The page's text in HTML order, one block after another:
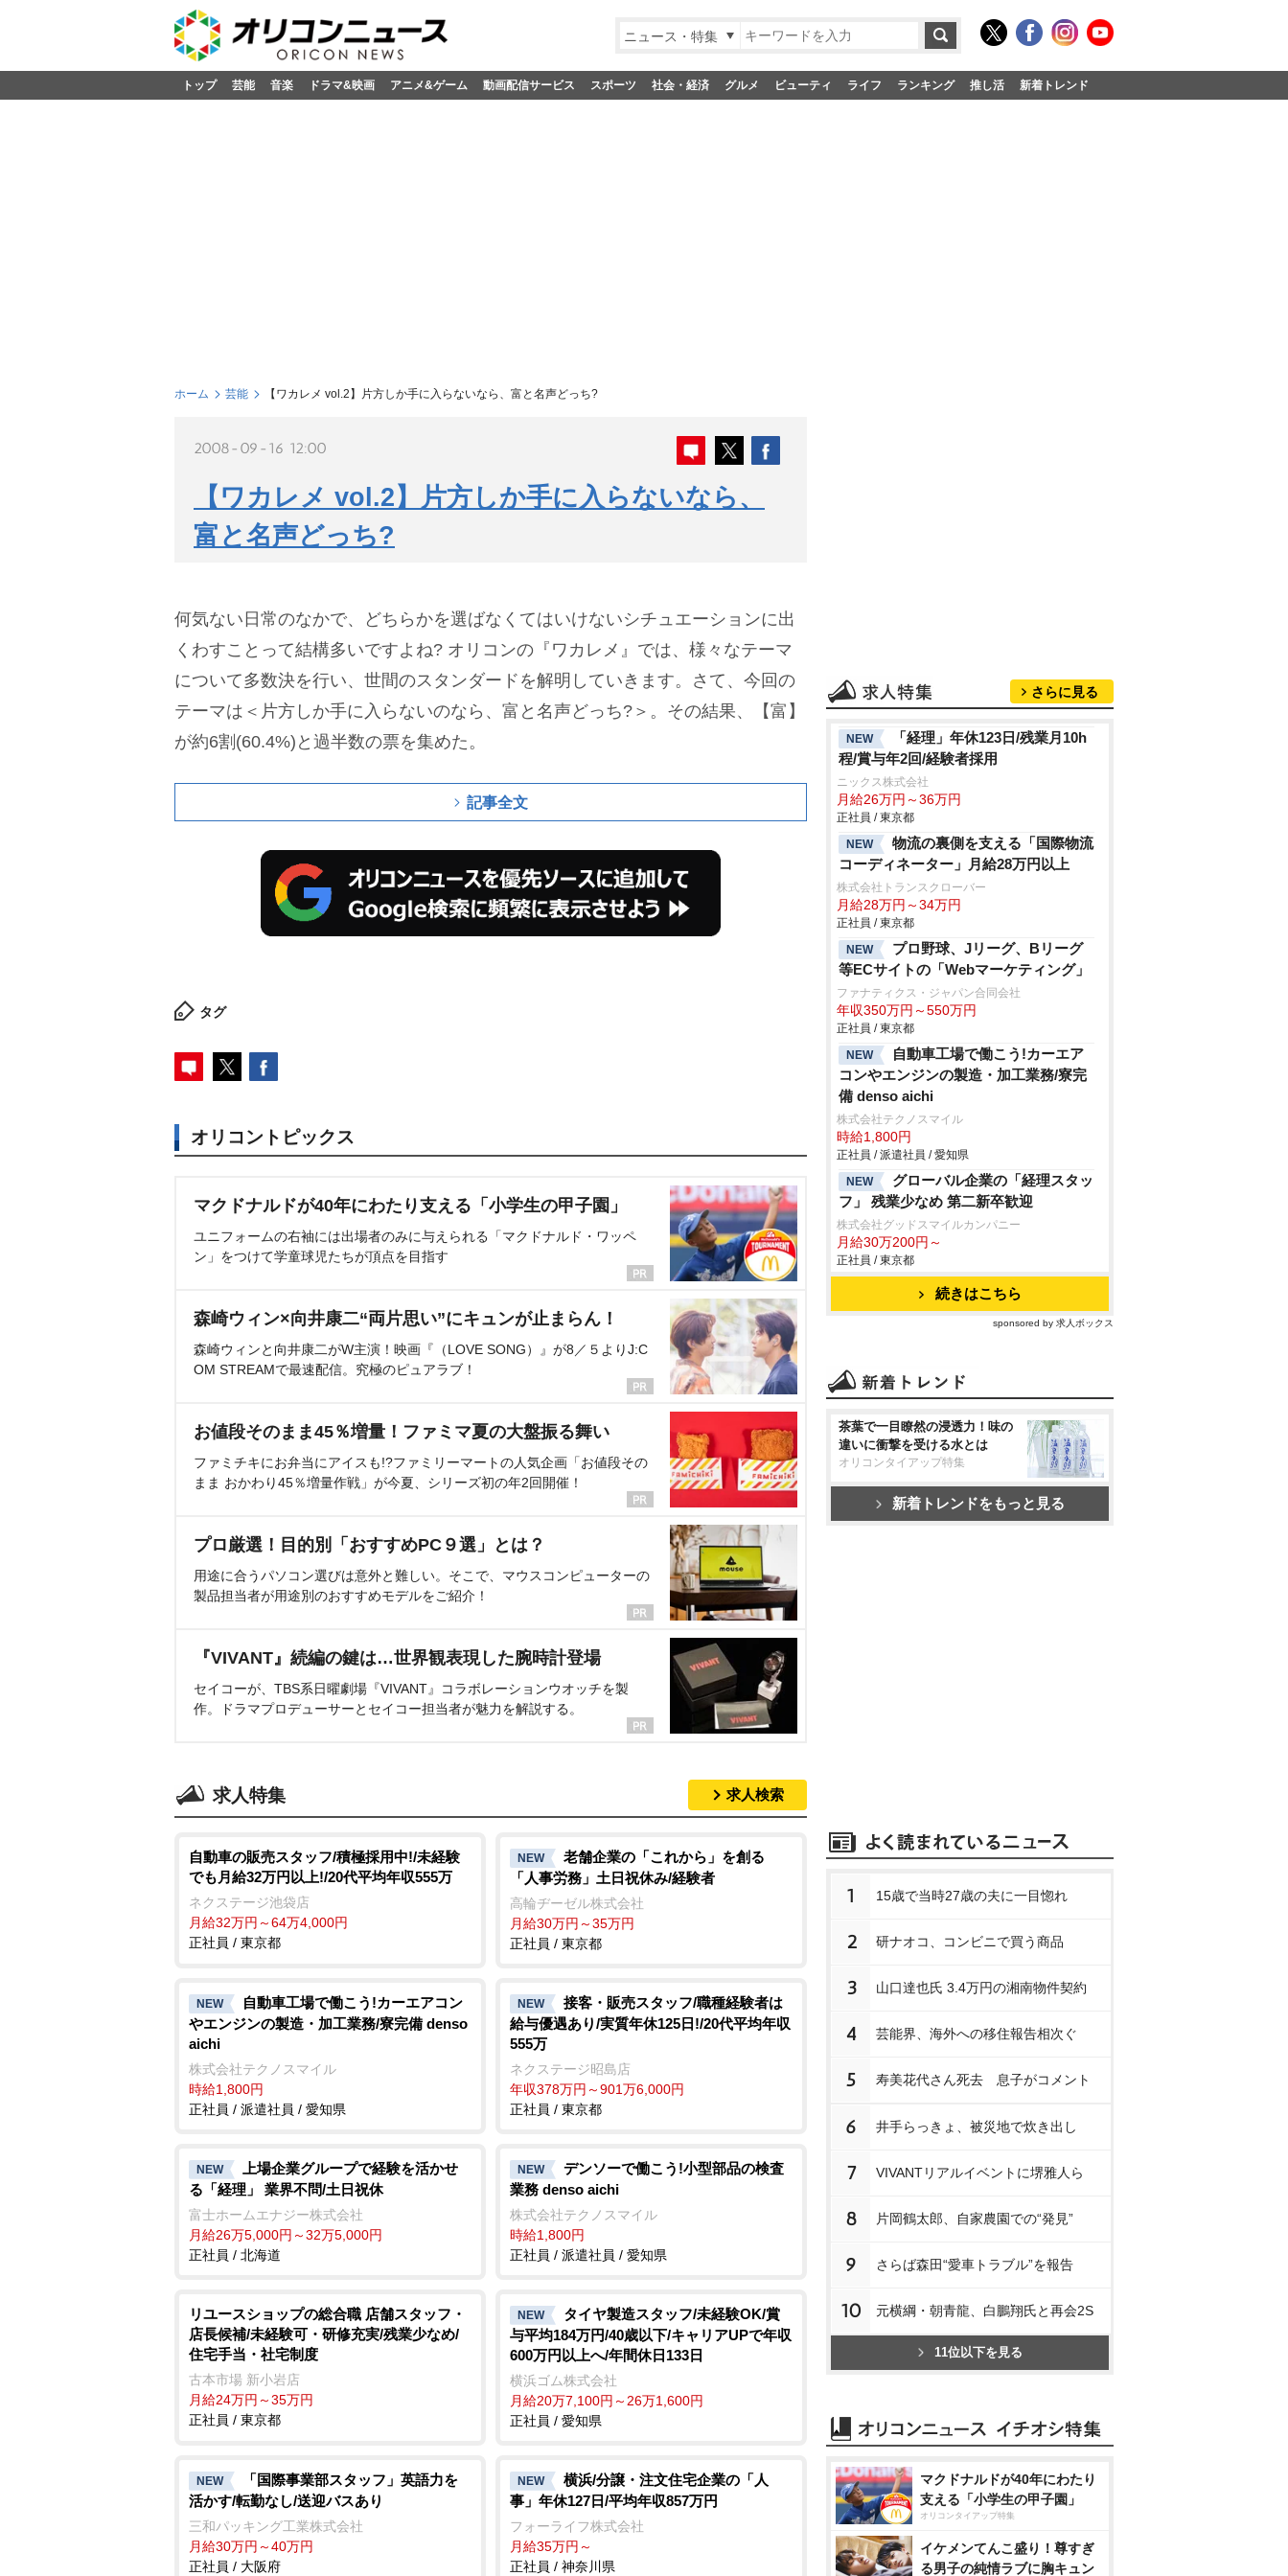
ニュース・特集
トップ 芸能 音楽 ドラマ&映画 アニメ&ゲーム 動画配信サービス スポーツ 社会・経済 グルメ ビューティ ライフ ランキング 推し活 新着トレンド
ホーム 芸能 【ワカレメ vol.2】片方しか手に入らないなら、富と名声どっち?
2008-09-16 12:00
【ワカレメ vol.2】片方しか手に入らないなら、
富と名声どっち?
何気ない日常のなかで、どちらかを選ばなくてはいけないシチュエーションに出
くわすことって結構多いですよね? オリコンの『ワカレメ』では、様々なテーマ
について多数決を行い、世間のスタンダードを解明していきます。さて、今回の
テーマは＜片方しか手に入らないのなら、富と名声どっち?＞。その結果、【富】
が約6割(60.4%)と過半数の票を集めた。
記事全文
タグ
オリコントピックス
マクドナルドが40年にわたり支える「小学生の甲子園」
ユニフォームの右袖には出場者のみに与えられる「マクドナルド・ワッペ
ン」をつけて学童球児たちが頂点を目指す
森崎ウィン×向井康二“両片思い”にキュンが止まらん！
森崎ウィンと向井康二がW主演！映画『（LOVE SONG）』が8／５よりJ:C
OM STREAMで最速配信。究極のピュアラブ！
お値段そのまま45％増量！ファミマ夏の大盤振る舞い
ファミチキにお弁当にアイスも!?ファミリーマートの人気企画「お値段その
まま おかわり45％増量作戦」が今夏、シリーズ初の年2回開催！
プロ厳選！目的別「おすすめPC９選」とは？
用途に合うパソコン選びは意外と難しい。そこで、マウスコンピューターの
製品担当者が用途別のおすすめモデルをご紹介！
『VIVANT』続編の鍵は…世界観表現した腕時計登場
セイコーが、TBS系日曜劇場『VIVANT』コラボレーションウオッチを製
作。ドラマプロデューサーとセイコー担当者が魅力を解説する。
求人特集 求人検索
自動車の販売スタッフ/積極採用中!/未経験
でも月給32万円以上!/20代平均年収555万
ネクステージ池袋店
月給32万円～64万4,000円
正社員 / 東京都
NEW
老舗企業の「これから」を創る
「人事労務」土日祝休み/経験者
高輪ヂーゼル株式会社
月給30万円～35万円
正社員 / 東京都
NEW
自動車工場で働こう!カーエアコン
エンジンの製造・加工業務/寮完備 denso
aichi
株式会社テクノスマイル
時給1,800円
正社員 / 派遣社員 / 愛知県
NEW
接客・販売スタッフ/職種経験者は
給与優遇あり/実質年休125日!/20代平均年収
555万
ネクステージ昭島店
年収378万円～901万6,000円
正社員 / 東京都
NEW
上場企業グループで経験を活かせ
る「経理」 業界不問/土日祝休
富士ホームエナジー株式会社
月給26万5,000円～32万5,000円
正社員 / 北海道
NEW
デンソーで働こう!小型部品の検査
業務 denso aichi
株式会社テクノスマイル
時給1,800円
正社員 / 派遣社員 / 愛知県
リユースショップの総合職 店舗スタッフ・
店長候補/未経験可・研修充実/残業少なめ/
住宅手当・社宅制度
古本市場 新小岩店
月給24万円～35万円
正社員 / 東京都
NEW
タイヤ製造スタッフ/未経験OK/賞
与平均184万円/40歳以下/キャリアUPで年収
600万円以上へ/年間休日133日
横浜ゴム株式会社
月給20万7,100円～26万1,600円
正社員 / 愛知県
NEW
「国際事業部スタッフ」英語力を
活かす/転勤なし/送迎バスあり
三和パッキング工業株式会社
月給30万円～40万円
正社員 / 大阪府
NEW
横浜/分譲・注文住宅企業の「人
事」年休127日/平均年収857万円
フォーライフ株式会社
月給35万円～
正社員 / 神奈川県
さらに見る
NEW
「経理」年休123日/残業月10h
程/賞与年2回/経験者採用
ニックス株式会社
月給26万円～36万円
正社員 / 東京都
NEW
物流の裏側を支える「国際物流
コーディネーター」月給28万円以上
株式会社トランスクローバー
月給28万円～34万円
正社員 / 東京都
NEW
プロ野球、Jリーグ、Bリーグ
等ECサイトの「Webマーケティング」
ファナティクス・ジャパン合同会社
年収350万円～550万円
正社員 / 東京都
NEW
自動車工場で働こう!カーエア
コンやエンジンの製造・加工業務/寮完
備 denso aichi
株式会社テクノスマイル
時給1,800円
正社員 / 派遣社員 / 愛知県
NEW
グローバル企業の「経理スタッ
フ」 残業少なめ 第二新卒歓迎
株式会社グッドスマイルカンパニー
月給30万200円～
正社員 / 東京都
続きはこちら
sponsored by 求人ボックス
茶葉で一目瞭然の浸透力！味の
違いに衝撃を受ける水とは
オリコンタイアップ特集
新着トレンドをもっと見る
1 15歳で当時27歳の夫に一目惚れ
2 研ナオコ、コンビニで買う商品
3 山口達也氏 3.4万円の湘南物件契約
4 芸能界、海外への移住報告相次ぐ
5 寿美花代さん死去 息子がコメント
6 井手らっきょ、被災地で炊き出し
7 VIVANTリアルイベントに堺雅人ら
8 片岡鶴太郎、自家農園での“発見”
9 さらば森田“愛車トラブル”を報告
10 元横綱・朝青龍、白鵬翔氏と再会2S
11位以下を見る
マクドナルドが40年にわたり
支える「小学生の甲子園」
オリコンタイアップ特集
イケメンてんこ盛り！尊すぎ
る男子の純情ラブに胸キュン